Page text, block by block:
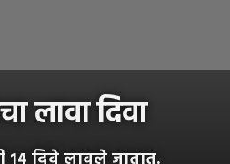
लावा दिवा